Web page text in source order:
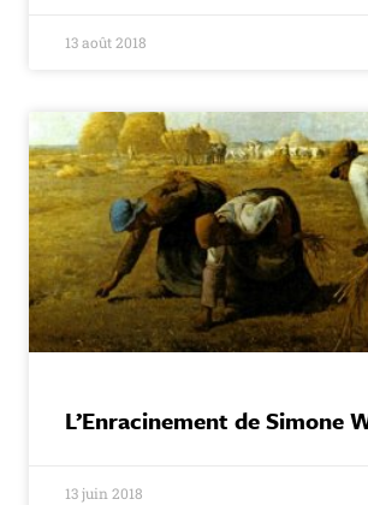
13 août 2018
L’Enracinement de Simone
13 juin 2018